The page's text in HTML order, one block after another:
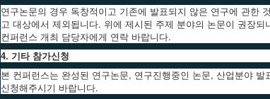
연구논문의 경우 독창적이고 기존에 발표되지 않은 연구에 관한
고 대상에서 제외됩니다. 위에 제시된 주제 분야의 논문이 권장
컨퍼런스 개최 담당자에게 연락 바랍니다.
4. 기타 참가신청
본 컨퍼런스는 완성된 연구논문, 연구진행중인 논문, 산업분야
신청해주시기 바랍니다.